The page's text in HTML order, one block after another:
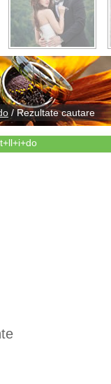
/ Rezultate cautare